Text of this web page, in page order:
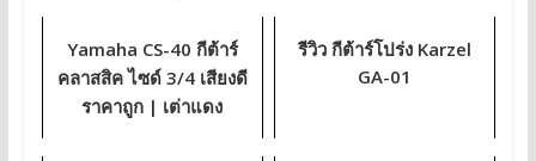
Yamaha CS-40 กีต้าร์
คลาสสิค ไซด์ 3/4 เสียงดี
ราคาถูก | เต่าแดง
รีวิว กีต้าร์โปร่ง Karzel
GA-01